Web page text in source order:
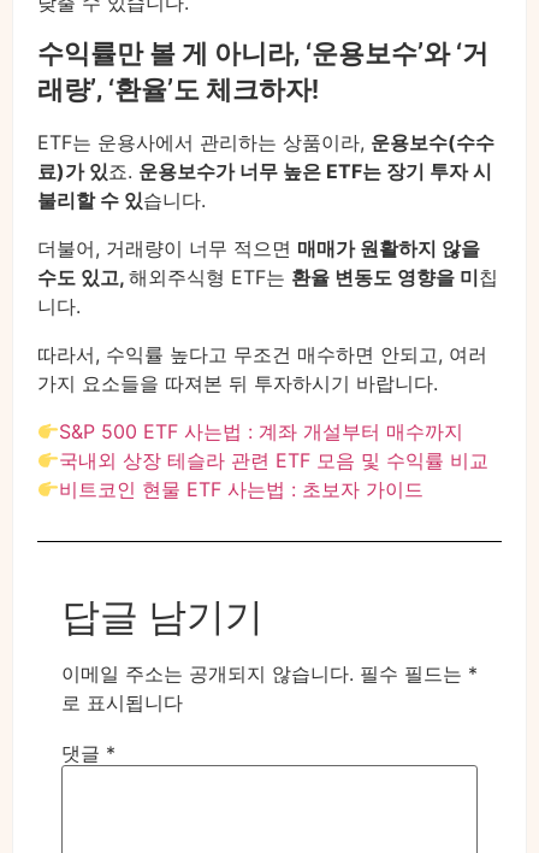
수익률만 볼 게 아니라, ‘운용보수’와 ‘거
래량’, ‘환율’도 체크하자!
ETF는 운용사에서 관리하는 상품이라, 운용보수(수수
료)가 있죠. 운용보수가 너무 높은 ETF는 장기 투자 시
불리할 수 있습니다.
더불어, 거래량이 너무 적으면 매매가 원활하지 않을
수도 있고, 해외주식형 ETF는 환율 변동도 영향을 미칩
니다.
따라서, 수익률 높다고 무조건 매수하면 안되고, 여러
가지 요소들을 따져본 뒤 투자하시기 바랍니다.
S&P 500 ETF 사는법 : 계좌 개설부터 매수까지
국내외 상장 테슬라 관련 ETF 모음 및 수익률 비교
비트코인 현물 ETF 사는법 : 초보자 가이드
답글 남기기
이메일 주소는 공개되지 않습니다. 필수 필드는 *
로 표시됩니다
댓글 *